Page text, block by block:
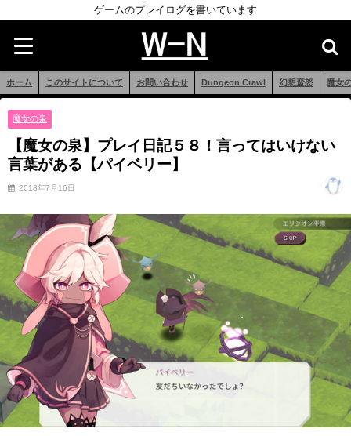
ゲームのプレイログを書いています
ホーム このサイトについて お問い合わせ Dungeon Crawl 幻想蛮怒 魔女
魔女の泉
【魔女の泉】プレイ日記５８！言ってはいけない
言葉がある【パイベリー】
2018年7月16日